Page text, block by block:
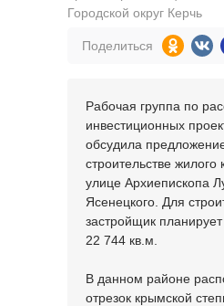
Городской округ Керчь
Поделиться
Рабочая группа по
инвестиционных
обсудила
строительстве жилого
улице Архиепископа
Ясенецкого. Для
застройщик
22 744 кв.м.
В данном районе
отрезок крымской